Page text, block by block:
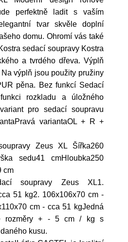
perfektně ladit s vaším
tvar skvěle doplní
domu. Ohromí vás také
sedací soupravy Kostra
a tvrdého dřeva. Výplň
výplň jsou použity pružiny
pěna. Bez funkcí Sedací
rozkladu a úložného
pro sedací soupravu
variantaOL + R +
Zeus XL Šířka260
sedu41 cmHloubka250
cm
soupravy Zeus XL1.
51 kg2. 106x106x70 cm -
cm - cca 51 kgJedná
rozměry + - 5 cm / kg s
kusu.